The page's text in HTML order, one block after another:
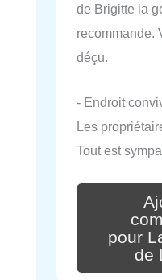
de Brigitte la
recommande.
déçu.
- Endroit
Les
Tout est
pour
de